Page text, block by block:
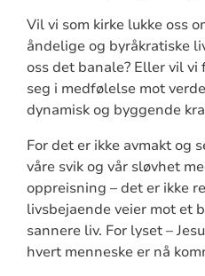
Vil vi som kirke lukke oss
åndelige og byråkratiske
oss det banale? Eller vil
seg i medfølelse mot
dynamisk og byggende
For det er ikke avmakt og
våre svik og vår sløvhet
oppreisning – det er ikke
livsbejaende veier mot et
sannere liv. For lyset –
hvert menneske er nå